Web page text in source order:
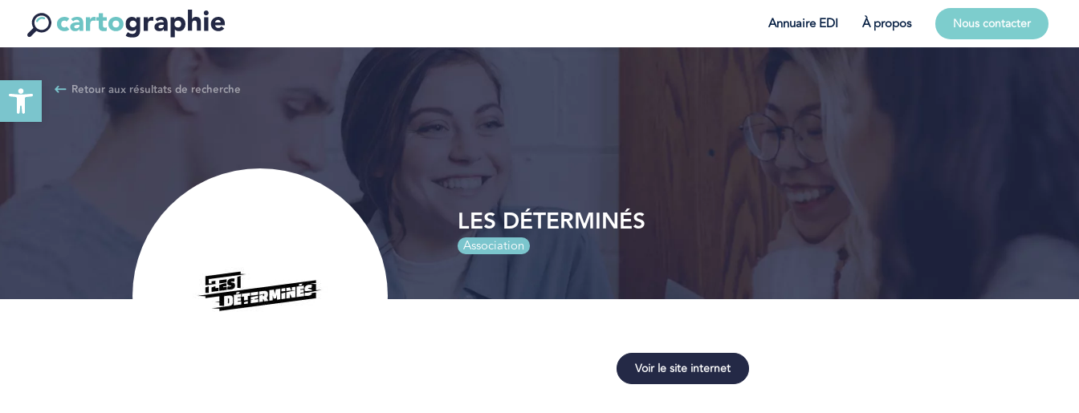
Ouvrir la barre d’outils
Annuaire EDI À propos Nous contacter
Retour aux résultats de recherche
LES DÉTERMINÉS
Association
Voir le site internet